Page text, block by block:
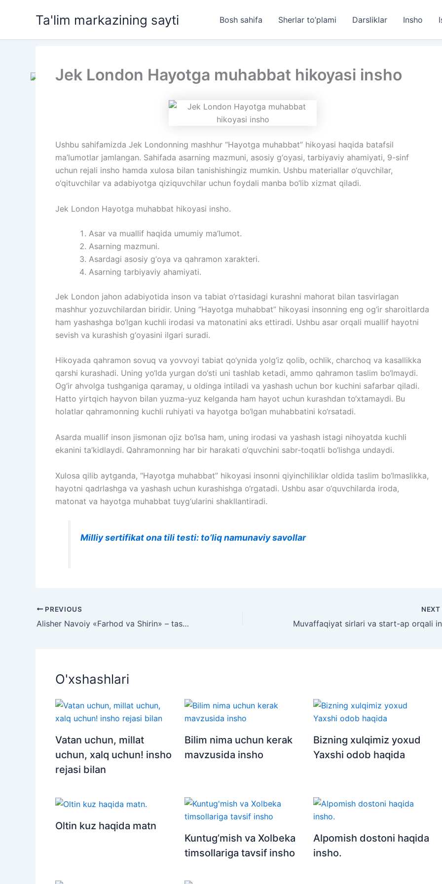
Ta'lim markazining sayti Bosh sahifa Sherlar to’plami Darsliklar Insho
Jek London Hayotga muhabbat hikoyasi insho
Ushbu sahifamizda Jek Londonning mashhur “Hayotga muhabbat” hikoyasi haqida batafsil
ma’lumotlar jamlangan. Sahifada asarning mazmuni, asosiy g‘oyasi, tarbiyaviy ahamiyati, 9-sinf
uchun rejali insho hamda xulosa bilan tanishishingiz mumkin. Ushbu materiallar o‘quvchilar,
o‘qituvchilar va adabiyotga qiziquvchilar uchun foydali manba bo‘lib xizmat qiladi.
Jek London Hayotga muhabbat hikoyasi insho.
Asar va muallif haqida umumiy ma’lumot.
Asarning mazmuni.
Asardagi asosiy g‘oya va qahramon xarakteri.
Asarning tarbiyaviy ahamiyati.
Jek London jahon adabiyotida inson va tabiat o‘rtasidagi kurashni mahorat bilan tasvirlagan
mashhur yozuvchilardan biridir. Uning “Hayotga muhabbat” hikoyasi insonning eng og‘ir sharoitlarda
ham yashashga bo‘lgan kuchli irodasi va matonatini aks ettiradi. Ushbu asar orqali muallif hayotni
sevish va kurashish g‘oyasini ilgari suradi.
Hikoyada qahramon sovuq va yovvoyi tabiat qo‘ynida yolg‘iz qolib, ochlik, charchoq va kasallikka
qarshi kurashadi. Uning yo‘lda yurgan do‘sti uni tashlab ketadi, ammo qahramon taslim bo‘lmaydi.
Og‘ir ahvolga tushganiga qaramay, u oldinga intiladi va yashash uchun bor kuchini safarbar qiladi.
Hatto yirtqich hayvon bilan yuzma-yuz kelganda ham hayot uchun kurashdan to‘xtamaydi. Bu
holatlar qahramonning kuchli ruhiyati va hayotga bo‘lgan muhabbatini ko‘rsatadi.
Asarda muallif inson jismonan ojiz bo‘lsa ham, uning irodasi va yashash istagi nihoyatda kuchli
ekanini ta’kidlaydi. Qahramonning har bir harakati o‘quvchini sabr-toqatli bo‘lishga undaydi.
Xulosa qilib aytganda, “Hayotga muhabbat” hikoyasi insonni qiyinchiliklar oldida taslim bo‘lmaslikka,
hayotni qadrlashga va yashash uchun kurashishga o‘rgatadi. Ushbu asar o‘quvchilarda iroda,
matonat va hayotga muhabbat tuyg‘ularini shakllantiradi.
Milliy sertifikat ona tili testi: to’liq namunaviy savollar
PREVIOUS
Alisher Navoiy «Farhod va Shirin» – tasavvufiy timsollar, ramzlar va g‘oyalar
NEXT
O'xshashlari
Vatan uchun, millat
uchun, xalq uchun! insho
rejasi bilan
Bilim nima uchun kerak
mavzusida insho
Bizning xulqimiz yoxud
Yaxshi odob haqida
Oltin kuz haqida matn
Kuntug’mish va Xolbeka
timsollariga tavsif insho
Alpomish dostoni haqida
insho.